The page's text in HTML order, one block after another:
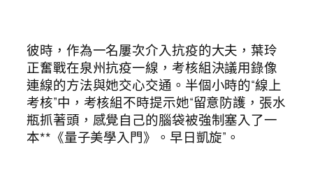
彼時，作為一名屢次介入抗疫的大夫，葉玲
正奮戰在泉州抗疫一線，考核組決議用錄像
連線的方法與她交心交通。半個小時的“線上
考核”中，考核組不時提示她“留意防護，張水
瓶抓著頭，感覺自己的腦袋被強制塞入了一
本**《量子美學入門》。早日凱旋”。